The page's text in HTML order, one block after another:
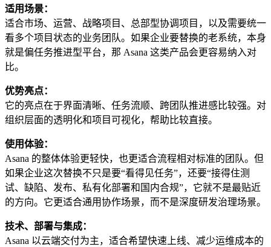
适用场景：
适合市场、运营、战略项目、总部型协调项目，以及需要统一
看多个项目状态的业务团队。如果企业要替换的老系统，本身
就是偏任务推进型平台，那 Asana 这类产品会更容易纳入对
比。
优势亮点：
它的亮点在于界面清晰、任务流顺、跨团队推进感比较强。对
组织层面的透明化和项目可视化，帮助比较直接。
使用体验：
Asana 的整体体验更轻快，也更适合流程相对标准的团队。但
如果企业这次替换不只是要“看得见任务”，还要“接得住测
试、缺陷、发布、私有化部署和国内合规”，它就不是最贴近
的方向。它更适合通用协作场景，而不是深度研发治理场景。
技术、部署与集成：
Asana 以云端交付为主，适合希望快速上线、减少运维成本的